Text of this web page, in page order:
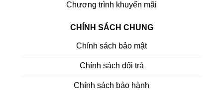
Chương trình khuyến mãi
CHÍNH SÁCH CHUNG
Chính sách bảo mật
Chính sách đổi trả
Chính sách bảo hành